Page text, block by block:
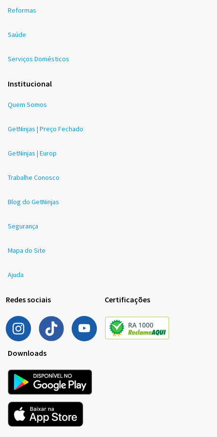
Reformas
Saúde
Serviços Domésticos
Institucional
Quem Somos
GetNinjas | Preço Fechado
GetNinjas | Europ
Trabalhe Conosco
Blog do GetNinjas
Segurança
Mapa do Site
Ajuda
Redes sociais Certificações
Downloads